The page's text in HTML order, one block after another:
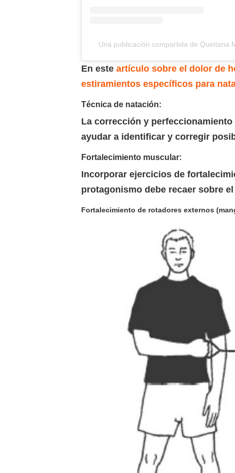
Una publicación compartida de Quintana
En este artículo sobre el dolor de
estiramientos específicos para
Técnica de natación:
La corrección y
ayudar a identificar y corregir
Fortalecimiento muscular:
Incorporar ejercicios de
protagonismo debe recaer sobre
Fortalecimiento de rotadores externos